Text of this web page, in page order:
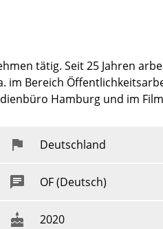
tätig. Seit 25 Jahren
im Bereich
Hamburg und im
Deutschland
OF (Deutsch)
2020